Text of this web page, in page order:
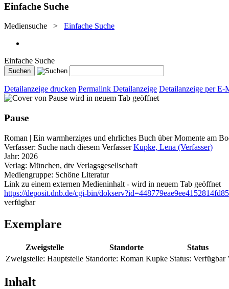
Einfache Suche
Mediensuche > Einfache Suche
Einfache Suche
Detailanzeige drucken Permalink Detailanzeige Detailanzeige per E-
wird in neuem Tab geöffnet
Pause
Roman | Ein warmherziges und ehrliches Buch über Momente am
Verfasser: Suche nach diesem Verfasser Kupke, Lena (Verfasser)
Jahr: 2026
Verlag: München, dtv Verlagsgesellschaft
Mediengruppe: Schöne Literatur
Link zu einem externen Medieninhalt - wird in neuem Tab geöffnet
https://deposit.dnb.de/cgi-bin/
verfügbar
Exemplare
Zweigstelle Standorte
Status
Zweigstelle: Hauptstelle Standorte: Roman Kupke Status: Verfügbar
Inhalt